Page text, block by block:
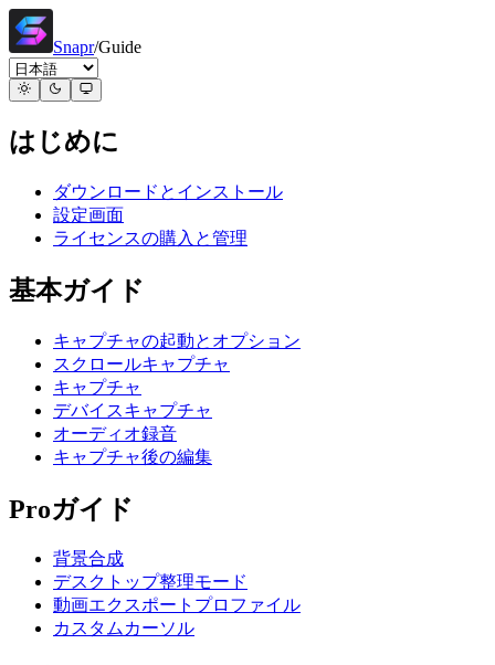
Snapr/Guide
はじめに
ダウンロードとインストール
設定画面
ライセンスの購入と管理
基本ガイド
キャプチャの起動とオプション
スクロールキャプチャ
キャプチャ
デバイスキャプチャ
オーディオ録音
キャプチャ後の編集
Proガイド
背景合成
デスクトップ整理モード
動画エクスポートプロファイル
カスタムカーソル